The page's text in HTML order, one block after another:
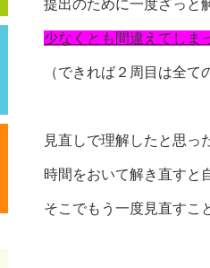
提出のために一度ざっと
少なくとも間違えてしま
（できれば２周目は全て
見直しで理解したと思っ
時間をおいて解き直すと
そこでもう一度見直すこ